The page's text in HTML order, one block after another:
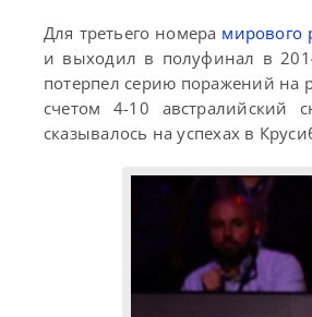
Для третьего номера мирового
и выходил в полуфинал в
потерпел серию поражений на
счетом 4-10 австралийский
сказывалось на успехах в